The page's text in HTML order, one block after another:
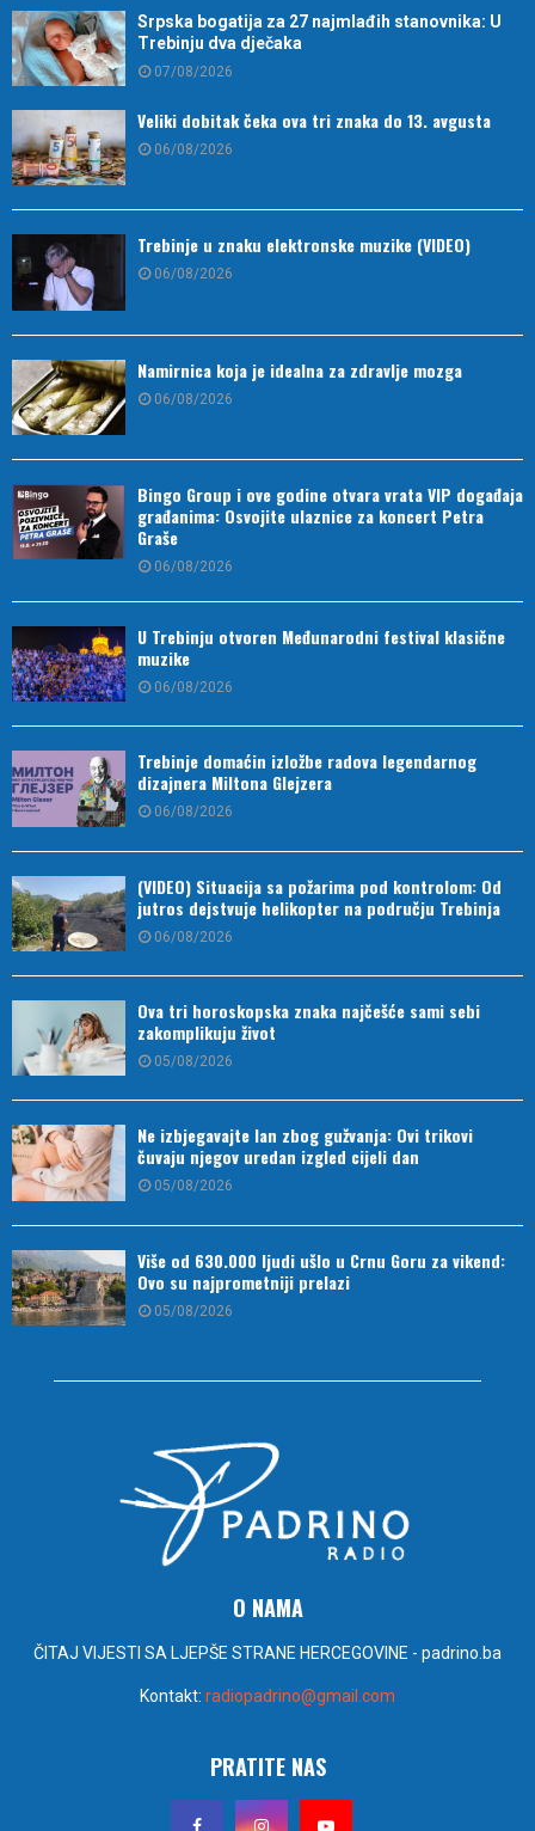
Srpska bogatija za 27 najmlađih stanovnika: U
Trebinju dva dječaka
07/08/2026
Veliki dobitak čeka ova tri znaka do 13. avgusta
06/08/2026
Trebinje u znaku elektronske muzike (VIDEO)
06/08/2026
Namirnica koja je idealna za zdravlje mozga
06/08/2026
Bingo Group i ove godine otvara vrata VIP događaja
građanima: Osvojite ulaznice za koncert Petra
Graše
06/08/2026
U Trebinju otvoren Međunarodni festival klasične
muzike
06/08/2026
Trebinje domaćin izložbe radova legendarnog
dizajnera Miltona Glejzera
06/08/2026
(VIDEO) Situacija sa požarima pod kontrolom: Od
jutros dejstvuje helikopter na području Trebinja
06/08/2026
Ova tri horoskopska znaka najčešće sami sebi
zakomplikuju život
05/08/2026
Ne izbjegavajte lan zbog gužvanja: Ovi trikovi
čuvaju njegov uredan izgled cijeli dan
05/08/2026
Više od 630.000 ljudi ušlo u Crnu Goru za vikend:
Ovo su najprometniji prelazi
05/08/2026
O NAMA
ČITAJ VIJESTI SA LJEPŠE STRANE HERCEGOVINE - padrino.ba
Kontakt: radiopadrino@gmail.com
PRATITE NAS